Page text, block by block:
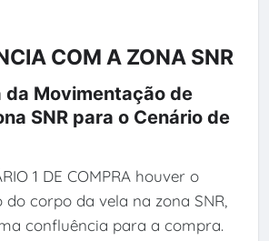
COM A ZONA SNR
da Movimentação de
SNR para o Cenário de
1 DE COMPRA houver o
corpo da vela na zona SNR,
confluência para a compra.